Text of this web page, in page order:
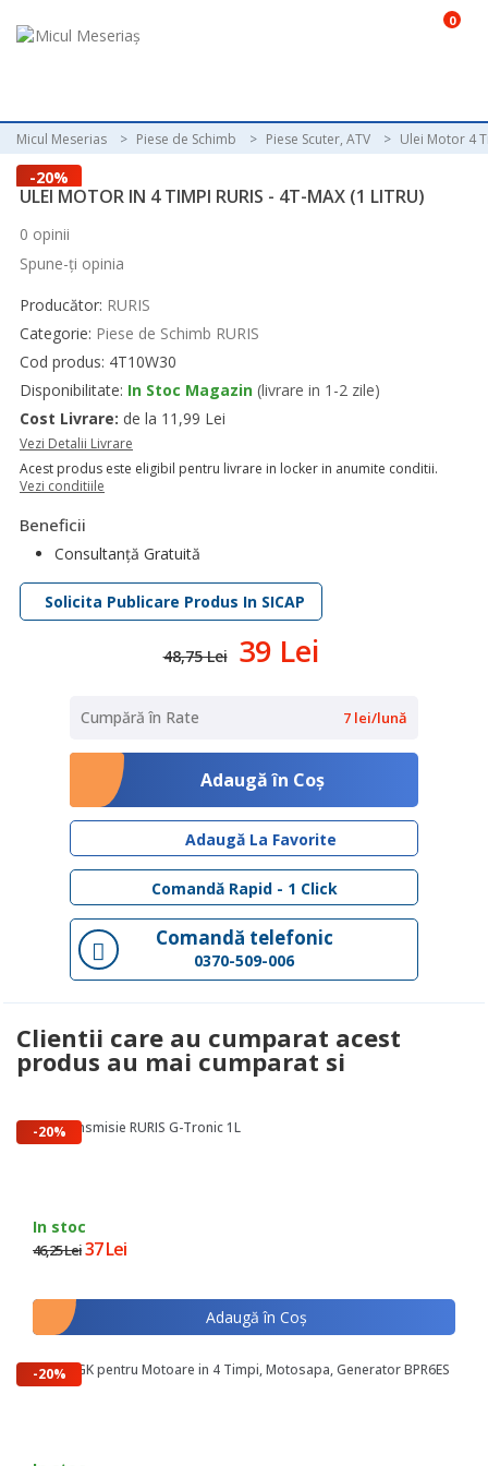
0
Micul Meserias Piese de Schimb Piese Scuter, ATV Ulei Motor 4
-20%
ULEI MOTOR IN 4 TIMPI RURIS - 4T-MAX (1 LITRU)
0 opinii
Spune-ţi opinia
Producător: RURIS
Categorie: Piese de Schimb RURIS
Cod produs: 4T10W30
Disponibilitate: In Stoc Magazin (livrare in 1-2 zile)
Cost Livrare: de la 11,99 Lei
Vezi Detalii Livrare
Acest produs este eligibil pentru livrare in locker in anumite conditii.
Vezi conditiile
Beneficii
Consultanță Gratuită
Solicita Publicare Produs In SICAP
48,75 Lei 39 Lei
Cumpără în Rate 7 lei/lună
Adaugă în Coş
Adaugă La Favorite
Comandă Rapid - 1 Click
Comandă telefonic
0370-509-006
Clientii care au cumparat acest
produs au mai cumparat si
-20%
Ulei transmisie RURIS G-Tronic 1L
In stoc
46,25 Lei37 Lei
Adaugă în Coş
-20%
Bujie NGK pentru Motoare in 4 Timpi, Motosapa, Generator BPR6ES